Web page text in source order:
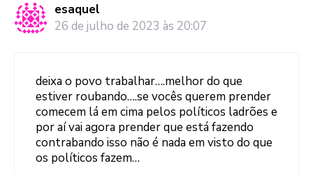
esaquel
26 de julho de 2023 às 20:07
deixa o povo trabalhar….melhor do que
estiver roubando….se vocês querem prender
comecem lá em cima pelos políticos ladrões e
por aí vai agora prender que está fazendo
contrabando isso não é nada em visto do que
os políticos fazem…